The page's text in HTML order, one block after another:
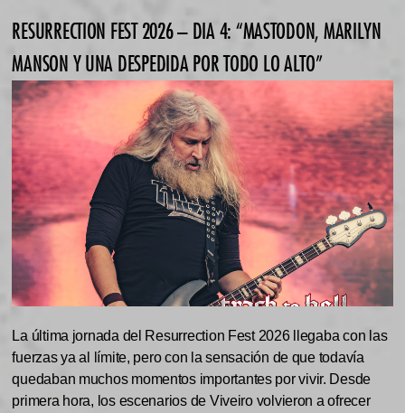
RESURRECTION FEST 2026 – DIA 4: “MASTODON, MARILYN
MANSON Y UNA DESPEDIDA POR TODO LO ALTO”
La última jornada del Resurrection Fest 2026 llegaba con las
fuerzas ya al límite, pero con la sensación de que todavía
quedaban muchos momentos importantes por vivir. Desde
primera hora, los escenarios de Viveiro volvieron a ofrecer